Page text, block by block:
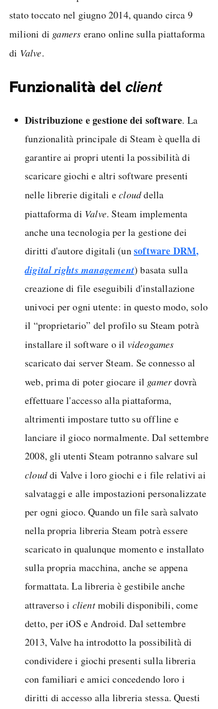
stato toccato nel giugno 2014, quando circa 9
milioni di gamers erano online sulla piattaforma
di Valve.
Funzionalità del client
Distribuzione e gestione dei software. La
funzionalità principale di Steam è quella di
garantire ai propri utenti la possibilità di
scaricare giochi e altri software presenti
nelle librerie digitali eclouddella
piattaforma di Valve. Steam implementa
anche una tecnologia per la gestione dei
diritti d'autore digitali (unsoftware DRM,
digital rights management) basata sulla
creazione di file eseguibili d'installazione
univoci per ogni utente: in questo modo, solo
il “proprietario” del profilo su Steam potrà
installare il software o il videogames
scaricato dai server Steam. Se connesso al
web, prima di poter giocare il gamerdovrà
effettuare l'accesso alla piattaforma,
altrimenti impostare tutto su offline e
lanciare il gioco normalmente. Dal settembre
2008, gli utenti Steam potranno salvare sul
clouddi Valve i loro giochi e i file relativi ai
salvataggi e alle impostazioni personalizzate
per ogni gioco. Quando un file sarà salvato
nella propria libreria Steam potrà essere
scaricato in qualunque momento e installato
sulla propria macchina, anche se appena
formattata. La libreria è gestibile anche
attraverso i clientmobili disponibili, come
detto, per iOS e Android. Dal settembre
2013, Valve ha introdotto la possibilità di
condividere i giochi presenti sulla libreria
con familiari e amici concedendo loro i
diritti di accesso alla libreria stessa. Questi